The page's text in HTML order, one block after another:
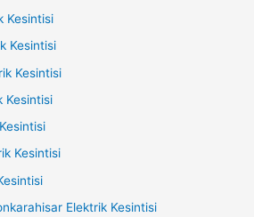
Kesintisi
Kesintisi
Kesintisi
Kesintisi
Kesintisi
Elektrik Kesintisi